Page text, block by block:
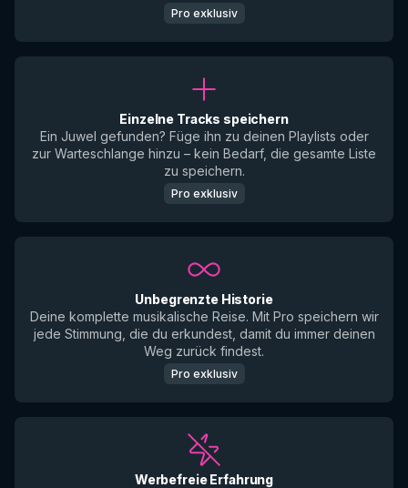
Pro exklusiv
Einzelne Tracks speichern
Ein Juwel gefunden? Füge ihn zu deinen Playlists oder
zur Warteschlange hinzu – kein Bedarf, die gesamte Liste
zu speichern.
Pro exklusiv
Unbegrenzte Historie
Deine komplette musikalische Reise. Mit Pro speichern wir
jede Stimmung, die du erkundest, damit du immer deinen
Weg zurück findest.
Pro exklusiv
Werbefreie Erfahrung